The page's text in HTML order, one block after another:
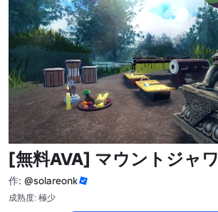
[無料AVA] マウントジャワ
作: @solareonk
成熟度: 極少